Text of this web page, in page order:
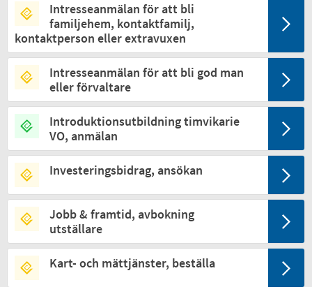
Intresseanmälan för att bli
familjehem, kontaktfamilj,
kontaktperson eller extravuxen
Intresseanmälan för att bli god man
eller förvaltare
Introduktionsutbildning timvikarie
VO, anmälan
Investeringsbidrag, ansökan
Jobb & framtid, avbokning
utställare
Kart- och mättjänster, beställa